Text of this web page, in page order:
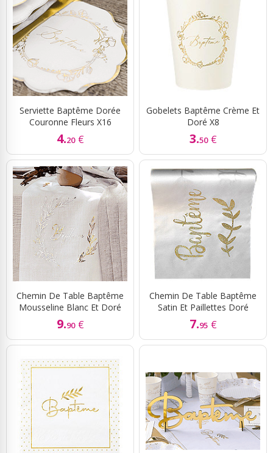
Serviette Baptême Dorée
Couronne Fleurs X16
4.20 €
Gobelets Baptême Crème Et
Doré X8
3.50 €
Chemin De Table Baptême
Mousseline Blanc Et Doré
9.90 €
Chemin De Table Baptême
Satin Et Paillettes Doré
7.95 €